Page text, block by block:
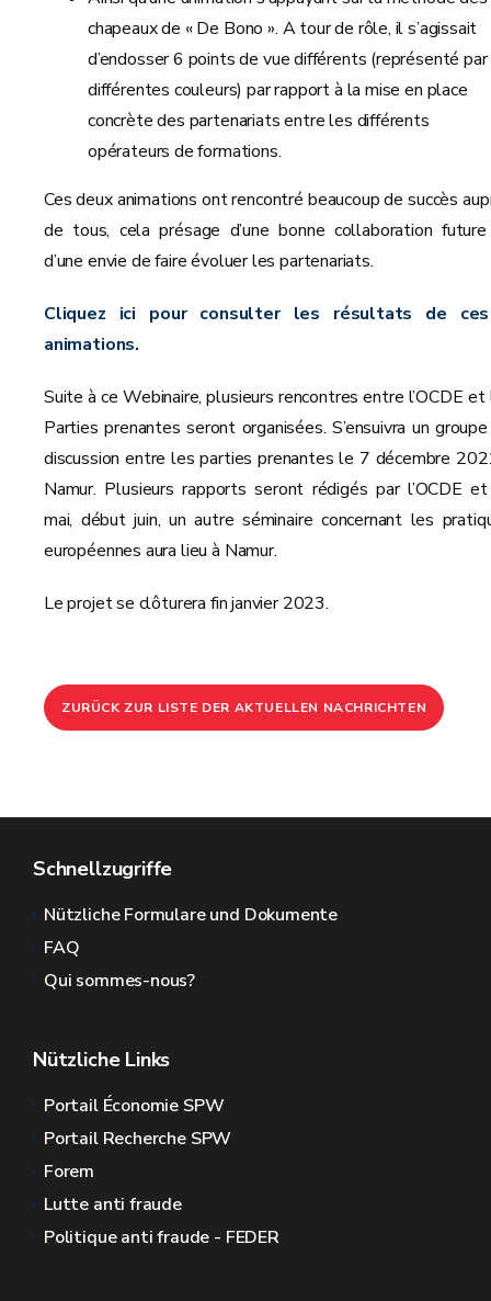
chapeaux de « De Bono ». A tour de rôle, il s’agissait
d’endosser 6 points de vue différents (représenté par
différentes couleurs) par rapport à la mise en place
concrète des partenariats entre les différents
opérateurs de formations.
Ces deux animations ont rencontré beaucoup de succès
de tous, cela présage d’une bonne collaboration
d’une envie de faire évoluer les partenariats.
Cliquez ici pour consulter les résultats de
animations.
Suite à ce Webinaire, plusieurs rencontres entre l’OCDE
Parties prenantes seront organisées. S’ensuivra un
discussion entre les parties prenantes le 7 décembre
Namur. Plusieurs rapports seront rédigés par l’OCDE
mai, début juin, un autre séminaire concernant les
européennes aura lieu à Namur.
Le projet se clôturera fin janvier 2023.
ZURÜCK ZUR LISTE DER AKTUELLEN NACHRICHTEN
Schnellzugriffe
Nützliche Formulare und Dokumente
FAQ
Qui sommes-nous?
Nützliche Links
Portail Économie SPW
Portail Recherche SPW
Forem
Lutte anti fraude
Politique anti fraude - FEDER